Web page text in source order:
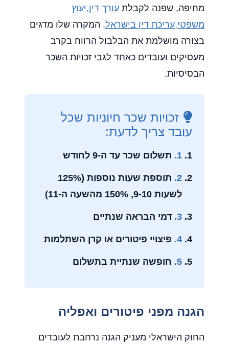
מחיפה, שפנה לקבלת עורך דין,יעוץ
משפטי,עריכת דין בישראל. המקרה שלו מדגים
בצורה מושלמת את הבלבול הרווח בקרב
מעסיקים ועובדים כאחד לגבי זכויות השכר
הבסיסיות.
זכויות שכר חיוניות שכל
עובד צריך לדעת:
1. תשלום שכר עד ה-9 לחודש
2.
תוספת שעות נוספות (125%
לשעות 9-10, 150% מהשעה ה-11)
3. דמי הבראה שנתיים
4. פיצויי פיטורים או קרן השתלמות
5. חופשה שנתיית בתשלום
הגנה מפני פיטורים ואפליה
החוק הישראלי מעניק הגנה נרחבת לעובדים